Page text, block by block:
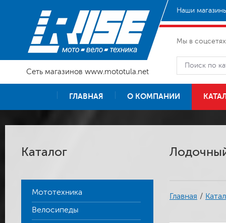
Сеть магазинов www.mototula.net
Наши
Мы в
ГЛАВНАЯ О КОМПАНИИ
Каталог
Мототехника
Велосипеды
Главная /